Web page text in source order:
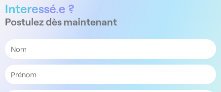
Interessé.e ?
Postulez dès maintenant